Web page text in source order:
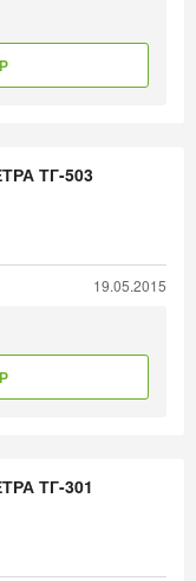
ТГ-503
19.05.2015
ТГ-301